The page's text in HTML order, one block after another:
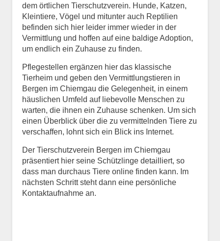
dem örtlichen Tierschutzverein. Hunde, Katzen,
Kleintiere, Vögel und mitunter auch Reptilien
befinden sich hier leider immer wieder in der
Vermittlung und hoffen auf eine baldige Adoption,
um endlich ein Zuhause zu finden.
Pflegestellen ergänzen hier das klassische
Tierheim und geben den Vermittlungstieren in
Bergen im Chiemgau die Gelegenheit, in einem
häuslichen Umfeld auf liebevolle Menschen zu
warten, die ihnen ein Zuhause schenken. Um sich
einen Überblick über die zu vermittelnden Tiere zu
verschaffen, lohnt sich ein Blick ins Internet.
Der Tierschutzverein Bergen im Chiemgau
präsentiert hier seine Schützlinge detailliert, so
dass man durchaus Tiere online finden kann. Im
nächsten Schritt steht dann eine persönliche
Kontaktaufnahme an.